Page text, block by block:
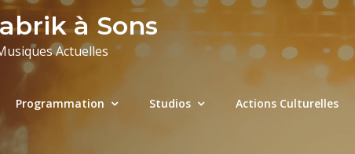
à Sons
Actuelles
Programmation Studios Actions Culturelles